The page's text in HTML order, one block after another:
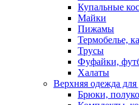
Купальные
Майки
Пижамы
Термобелье,
Трусы
Фуфайки,
Халаты
Верхняя одежда для
Брюки,